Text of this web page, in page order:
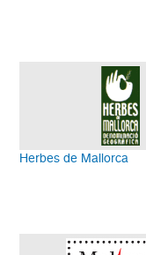
Herbes de Mallorca